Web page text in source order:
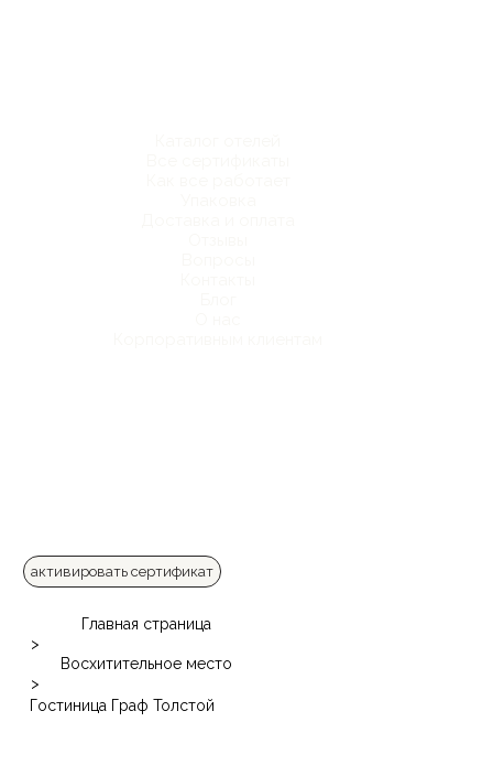
активировать сертификат
Главная страница
>
Восхитительное место
>
Гостиница Граф Толстой